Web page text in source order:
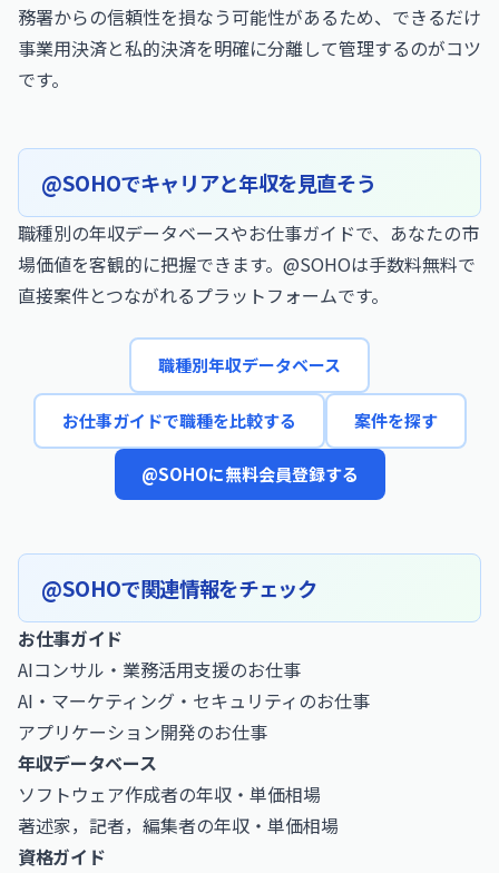
務署からの信頼性を損なう可能性があるため、できるだけ
事業用決済と私的決済を明確に分離して管理するのがコツ
です。
@SOHOでキャリアと年収を見直そう
職種別の年収データベースやお仕事ガイドで、あなたの市
場価値を客観的に把握できます。@SOHOは手数料無料で
直接案件とつながれるプラットフォームです。
職種別年収データベース
お仕事ガイドで職種を比較する 案件を探す
@SOHOに無料会員登録する
@SOHOで関連情報をチェック
お仕事ガイド
AIコンサル・業務活用支援のお仕事
AI・マーケティング・セキュリティのお仕事
アプリケーション開発のお仕事
年収データベース
ソフトウェア作成者の年収・単価相場
著述家，記者，編集者の年収・単価相場
資格ガイド